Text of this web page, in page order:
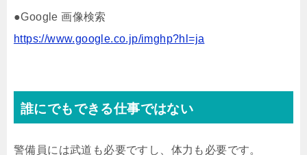
●Google 画像検索
https://www.google.co.jp/imghp?hl=ja
誰にでもできる仕事ではない
警備員には武道も必要ですし、体力も必要です。